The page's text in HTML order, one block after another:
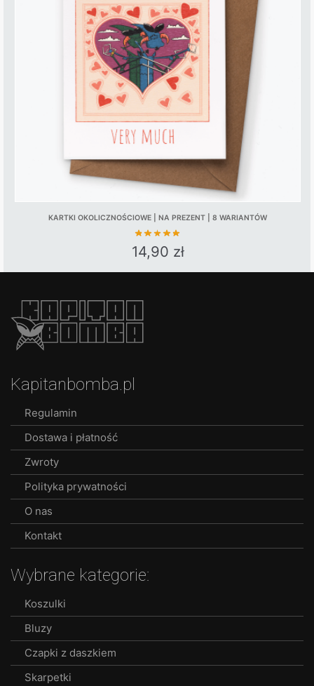
KARTKI OKOLICZNOŚCIOWE | NA PREZENT | 8 WARIANTÓW
14,90 zł
This
chosen
product
Kapitanbomba.pl
Regulamin
Dostawa i płatność
Zwroty
Polityka prywatności
O nas
Kontakt
Wybrane kategorie:
Koszulki
Bluzy
Czapki z daszkiem
Skarpetki